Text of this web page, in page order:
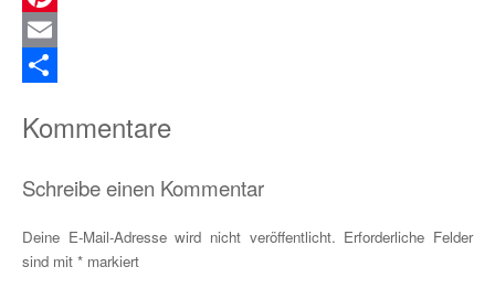
Pinterest
Email
Kommentare
Schreibe einen Kommentar
Deine E-Mail-Adresse wird nicht veröffentlicht. Erforderliche Felder
sind mit * markiert